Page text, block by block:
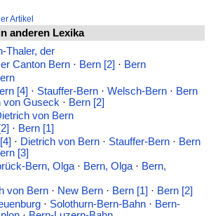
Artikel
anderen Lexika
Thaler, der
Canton Bern· Bern [2] · Bern
[4] · Stauffer-Bern· Welsch-Bern· Bern
von Guseck · Bern [2]
von Bern
· Bern [1]
· Dietrich von Bern· Stauffer-Bern· Bern
[3]
Bern, Olga· Bern, Olga· Bern,
von Bern· New Bern· Bern [1] · Bern [2]
· Solothurn-Bern-Bahn· Bern-